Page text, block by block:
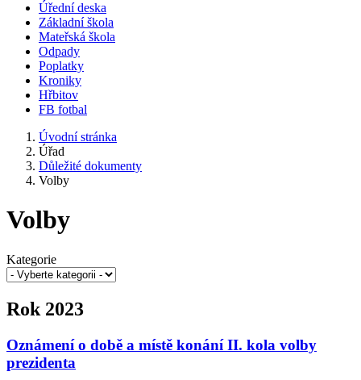
Úřední deska
Základní škola
Mateřská škola
Odpady
Poplatky
Kroniky
Hřbitov
FB fotbal
Úvodní stránka
Úřad
Důležité dokumenty
Volby
Volby
Kategorie
Rok 2023
Oznámení o době a místě konání II. kola volby
prezidenta